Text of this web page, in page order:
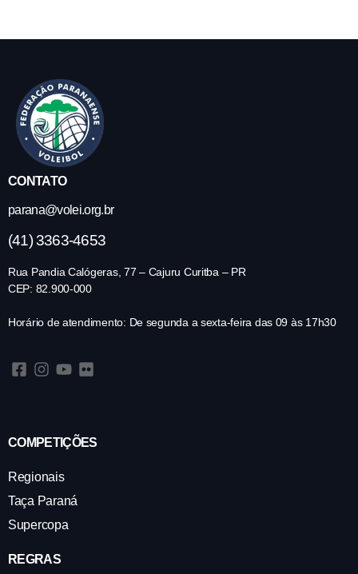
CONTATO
parana@volei.org.br
(41) 3363-4653
Rua Pandia Calógeras, 77 – Cajuru Curitba – PR
CEP: 82.900-000
Horário de atendimento: De segunda a sexta-feira das 09 às 17h30
COMPETIÇÕES
Regionais
Taça Paraná
Supercopa
REGRAS